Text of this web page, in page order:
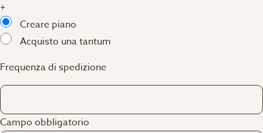
+
Creare piano
Acquisto una tantum
Frequenza di spedizione
Campo obbligatorio